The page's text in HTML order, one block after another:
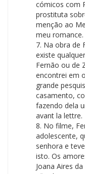
cómicos com
prostituta
menção ao
meu romance.
7. Na obra de
existe
Fernão ou de
encontrei em
grande
casamento,
fazendo dela
avant la lettre.
8. No filme,
adolescente,
senhora e
isto. Os
Joana Aires